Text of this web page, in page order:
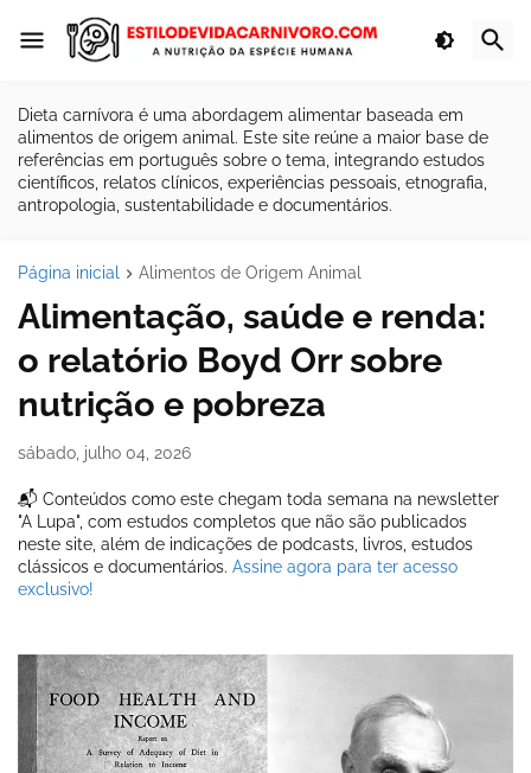
Dieta carnívora é uma abordagem alimentar baseada em
alimentos de origem animal. Este site reúne a maior base de
referências em português sobre o tema, integrando estudos
científicos, relatos clínicos, experiências pessoais, etnografia,
antropologia, sustentabilidade e documentários.
Página inicial Alimentos de Origem Animal
Alimentação, saúde e renda:
o relatório Boyd Orr sobre
nutrição e pobreza
sábado, julho 04, 2026
📬 Conteúdos como este chegam toda semana na newsletter
"A Lupa", com estudos completos que não são publicados
neste site, além de indicações de podcasts, livros, estudos
clássicos e documentários. Assine agora para ter acesso
exclusivo!